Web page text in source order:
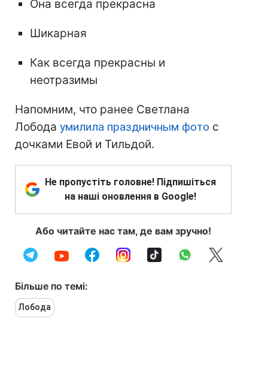
Она всегда прекрасна
Шикарная
Как всегда прекрасны и
неотразимы
Напомним, что ранее Светлана
Лобода умилила праздничным фото с
дочками Евой и Тильдой.
Не пропустіть головне! Підпишіться
на наші оновлення в Google!
Або читайте нас там, де вам зручно!
Більше по темі:
Лобода